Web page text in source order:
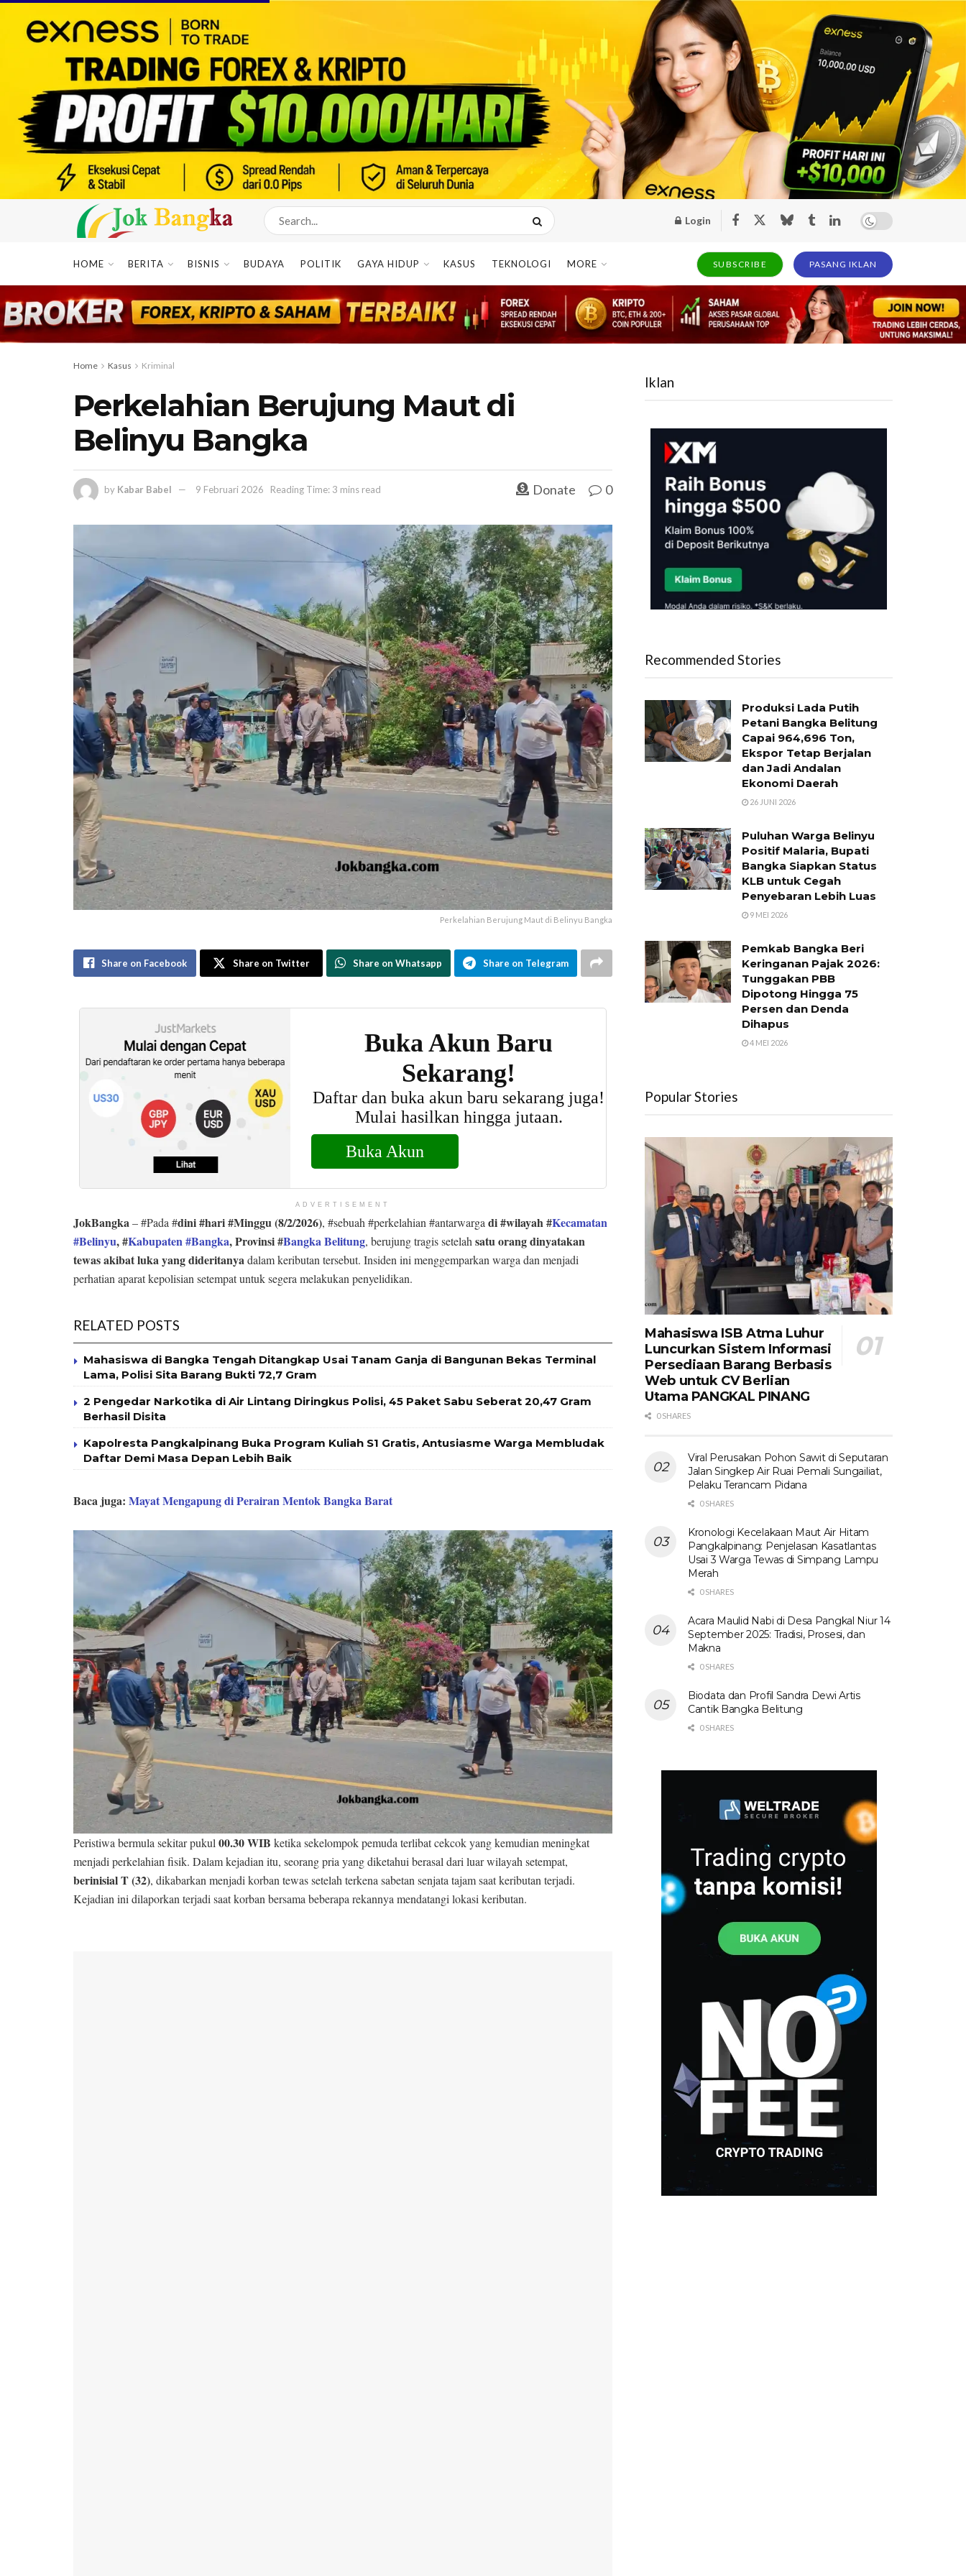
Login
HOME BERITA BISNIS BUDAYA POLITIK GAYA HIDUP KASUS TEKNOLOGI MORE SUBSCRIBE PASANG IKLAN
Home Kasus Kriminal
Perkelahian Berujung Maut di
Belinyu Bangka
by Kabar Babel 9 Februari 2026 Reading Time: 3 mins read Donate 0
Perkelahian Berujung Maut di Belinyu Bangka
Share on Facebook Share on Twitter Share on Whatsapp Share on Telegram
ADVERTISEMENT
JokBangka– #Pada #dini #hari #Minggu (8/2/2026), #sebuah #perkelahian #antarwarga di #wilayah #Kecamatan
#Belinyu, #Kabupaten #Bangka, Provinsi #Bangka Belitung, berujung tragis setelah satu orang dinyatakan
tewas akibat luka yang dideritanyadalam keributan tersebut. Insiden ini menggemparkan warga dan menjadi
perhatian aparat kepolisian setempat untuk segera melakukan penyelidikan.
RELATED POSTS
Mahasiswa di Bangka Tengah Ditangkap Usai Tanam Ganja di Bangunan Bekas Terminal
Lama, Polisi Sita Barang Bukti 72,7 Gram
2 Pengedar Narkotika di Air Lintang Diringkus Polisi, 45 Paket Sabu Seberat 20,47 Gram
Berhasil Disita
Kapolresta Pangkalpinang Buka Program Kuliah S1 Gratis, Antusiasme Warga Membludak
Daftar Demi Masa Depan Lebih Baik
Baca juga: Mayat Mengapung di Perairan Mentok Bangka Barat
Peristiwa bermula sekitar pukul 00.30 WIB ketika sekelompok pemuda terlibat cekcok yang kemudian meningkat
menjadi perkelahian fisik. Dalam kejadian itu, seorang pria yang diketahui berasal dari luar wilayah setempat,
berinisial T (32), dikabarkan menjadi korban tewas setelah terkena sabetan senjata tajam saat keributan terjadi.
Kejadian ini dilaporkan terjadi saat korban bersama beberapa rekannya mendatangi lokasi keributan.
Iklan
Recommended Stories
Produksi Lada Putih
Petani Bangka Belitung
Capai 964,696 Ton,
Ekspor Tetap Berjalan
dan Jadi Andalan
Ekonomi Daerah
26 JUNI 2026
Puluhan Warga Belinyu
Positif Malaria, Bupati
Bangka Siapkan Status
KLB untuk Cegah
Penyebaran Lebih Luas
9 MEI 2026
Pemkab Bangka Beri
Keringanan Pajak 2026:
Tunggakan PBB
Dipotong Hingga 75
Persen dan Denda
Dihapus
4 MEI 2026
Popular Stories
Mahasiswa ISB Atma Luhur
Luncurkan Sistem Informasi
Persediaan Barang Berbasis
Web untuk CV Berlian
Utama​ PANGKAL PINANG
0 SHARES
Viral Perusakan Pohon Sawit di Seputaran
Jalan Singkep Air Ruai Pemali Sungailiat,
Pelaku Terancam Pidana
0 SHARES
Kronologi Kecelakaan Maut Air Hitam
Pangkalpinang: Penjelasan Kasatlantas
Usai 3 Warga Tewas di Simpang Lampu
Merah
0 SHARES
Acara Maulid Nabi di Desa Pangkal Niur 14
September 2025: Tradisi, Prosesi, dan
Makna
0 SHARES
Biodata dan Profil Sandra Dewi Artis
Cantik Bangka Belitung
0 SHARES